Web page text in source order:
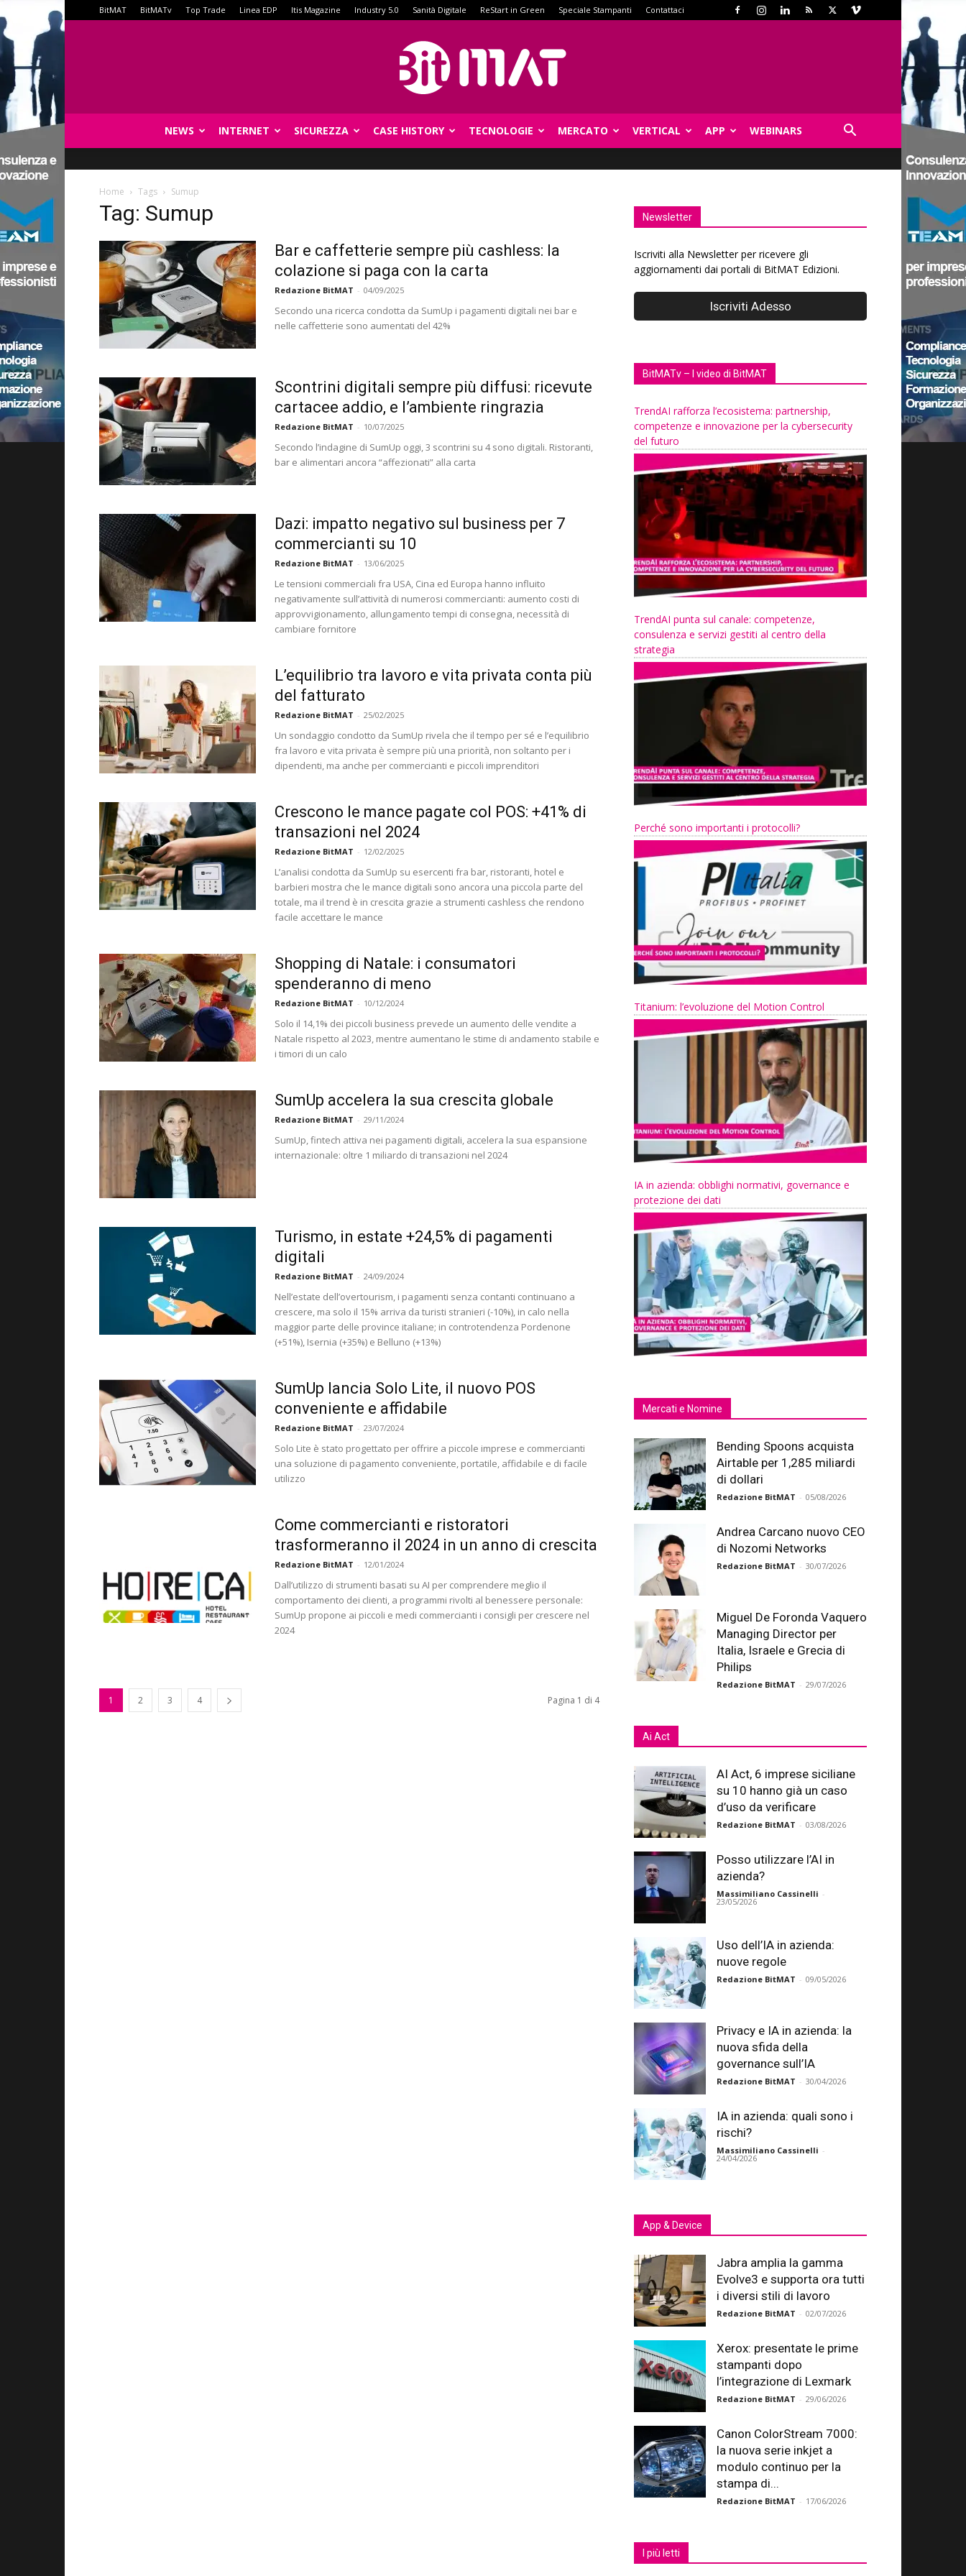
BitMAT BitMATv Top Trade Linea EDP Itis Magazine Industry 5.0 Sanità Digitale ReStart in Green Speciale Stampanti Contattaci
NEWS INTERNET SICUREZZA CASE HISTORY TECNOLOGIE MERCATO VERTICAL APP WEBINARS
Home Tags Sumup
Tag: Sumup
Bar e caffetterie sempre più cashless: la
colazione si paga con la carta
Redazione BitMAT - 04/09/2025
Secondo una ricerca condotta da SumUp i pagamenti digitali nei bar e
nelle caffetterie sono aumentati del 42%
Scontrini digitali sempre più diffusi: ricevute
cartacee addio, e l’ambiente ringrazia
Redazione BitMAT - 10/07/2025
Secondo l’indagine di SumUp oggi, 3 scontrini su 4 sono digitali. Ristoranti,
bar e alimentari ancora “affezionati” alla carta
Dazi: impatto negativo sul business per 7
commercianti su 10
Redazione BitMAT - 13/06/2025
Le tensioni commerciali fra USA, Cina ed Europa hanno influito
negativamente sull’attività di numerosi commercianti: aumento costi di
approvvigionamento, allungamento tempi di consegna, necessità di
cambiare fornitore
L’equilibrio tra lavoro e vita privata conta più
del fatturato
Redazione BitMAT - 25/02/2025
Un sondaggio condotto da SumUp rivela che il tempo per sé e l’equilibrio
fra lavoro e vita privata è sempre più una priorità, non soltanto per i
dipendenti, ma anche per commercianti e piccoli imprenditori
Crescono le mance pagate col POS: +41% di
transazioni nel 2024
Redazione BitMAT - 12/02/2025
L’analisi condotta da SumUp su esercenti fra bar, ristoranti, hotel e
barbieri mostra che le mance digitali sono ancora una piccola parte del
totale, ma il trend è in crescita grazie a strumenti cashless che rendono
facile accettare le mance
Shopping di Natale: i consumatori
spenderanno di meno
Redazione BitMAT - 10/12/2024
Solo il 14,1% dei piccoli business prevede un aumento delle vendite a
Natale rispetto al 2023, mentre aumentano le stime di andamento stabile e
i timori di un calo
SumUp accelera la sua crescita globale
Redazione BitMAT - 29/11/2024
SumUp, fintech attiva nei pagamenti digitali, accelera la sua espansione
internazionale: oltre 1 miliardo di transazioni nel 2024
Turismo, in estate +24,5% di pagamenti
digitali
Redazione BitMAT - 24/09/2024
Nell’estate dell’overtourism, i pagamenti senza contanti continuano a
crescere, ma solo il 15% arriva da turisti stranieri (-10%), in calo nella
maggior parte delle province italiane; in controtendenza Pordenone
(+51%), Isernia (+35%) e Belluno (+13%)
SumUp lancia Solo Lite, il nuovo POS
conveniente e affidabile
Redazione BitMAT - 23/07/2024
Solo Lite è stato progettato per offrire a piccole imprese e commercianti
una soluzione di pagamento conveniente, portatile, affidabile e di facile
utilizzo
Come commercianti e ristoratori
trasformeranno il 2024 in un anno di crescita
Redazione BitMAT - 12/01/2024
Dall’utilizzo di strumenti basati su AI per comprendere meglio il
comportamento dei clienti, a programmi rivolti al benessere personale:
SumUp propone ai piccoli e medi commercianti i consigli per crescere nel
2024
1 2 3 4 Pagina 1 di 4
Newsletter
Iscriviti alla Newsletter per ricevere gli
aggiornamenti dai portali di BitMAT Edizioni.
BitMATv – I video di BitMAT
TrendAI rafforza l’ecosistema: partnership,
competenze e innovazione per la cybersecurity
del futuro
TrendAI punta sul canale: competenze,
consulenza e servizi gestiti al centro della
strategia
Perché sono importanti i protocolli?
Titanium: l’evoluzione del Motion Control
IA in azienda: obblighi normativi, governance e
protezione dei dati
Mercati e Nomine
Bending Spoons acquista
Airtable per 1,285 miliardi
di dollari
Redazione BitMAT - 05/08/2026
Andrea Carcano nuovo CEO
di Nozomi Networks
Redazione BitMAT - 30/07/2026
Miguel De Foronda Vaquero
Managing Director per
Italia, Israele e Grecia di
Philips
Redazione BitMAT - 29/07/2026
Ai Act
AI Act, 6 imprese siciliane
su 10 hanno già un caso
d’uso da verificare
Redazione BitMAT - 03/08/2026
Posso utilizzare l’AI in
azienda?
Massimiliano Cassinelli -
23/05/2026
Uso dell’IA in azienda:
nuove regole
Redazione BitMAT - 09/05/2026
Privacy e IA in azienda: la
nuova sfida della
governance sull’IA
Redazione BitMAT - 30/04/2026
IA in azienda: quali sono i
rischi?
Massimiliano Cassinelli -
24/04/2026
App & Device
Jabra amplia la gamma
Evolve3 e supporta ora tutti
i diversi stili di lavoro
Redazione BitMAT - 02/07/2026
Xerox: presentate le prime
stampanti dopo
l’integrazione di Lexmark
Redazione BitMAT - 29/06/2026
Canon ColorStream 7000:
la nuova serie inkjet a
modulo continuo per la
stampa di...
Redazione BitMAT - 17/06/2026
I più letti